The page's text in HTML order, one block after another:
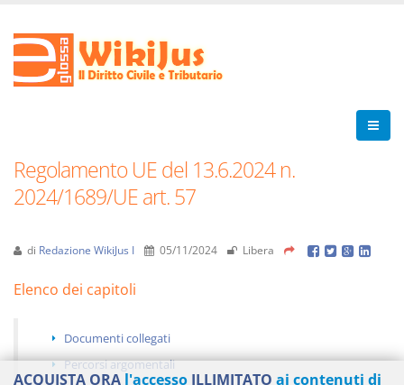
Regolamento UE del 13.6.2024 n.
2024/1689/UE art. 57
di Redazione WikiJus I 05/11/2024 Libera
Elenco dei capitoli
Documenti collegati
Percorsi argomentali
ACQUISTA ORA l'accesso ILLIMITATO ai contenuti di